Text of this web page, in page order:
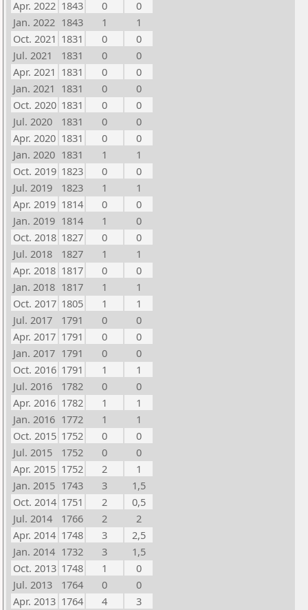
Apr. 2022 1843 0
0
Jan. 2022 1843 1
1
Oct. 2021 1831 0
0
Jul. 2021
1831 0
0
Apr. 2021 1831 0
0
Jan. 2021 1831 0
0
Oct. 2020 1831 0
0
Jul. 2020
1831 0
0
Apr. 2020 1831 0
0
Jan. 2020 1831 1
1
Oct. 2019 1823 0
0
Jul. 2019
1823 1
1
Apr. 2019 1814 0
0
Jan. 2019 1814 1
0
Oct. 2018 1827 0
0
Jul. 2018
1827 1
1
Apr. 2018 1817 0
0
Jan. 2018 1817 1
1
Oct. 2017 1805 1
1
Jul. 2017
1791 0
0
Apr. 2017 1791 0
0
Jan. 2017 1791 0
0
Oct. 2016 1791 1
1
Jul. 2016
1782 0
0
Apr. 2016 1782 1
1
Jan. 2016 1772 1
1
Oct. 2015 1752 0
0
Jul. 2015
1752 0
0
Apr. 2015 1752 2
1
Jan. 2015 1743 3
1,5
Oct. 2014 1751 2
0,5
Jul. 2014
1766 2
2
Apr. 2014 1748 3
2,5
Jan. 2014 1732 3
1,5
Oct. 2013 1748 1
0
Jul. 2013
1764 0
0
Apr. 2013 1764 4
3